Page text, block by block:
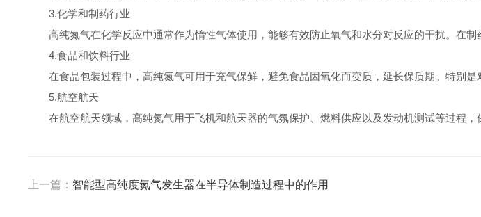
3.化学和制药行业
高纯氮气在化学反应中通常作为惰性气体使用，能够有效防止氧气和水分对反应的干扰。在制
4.食品和饮料行业
在食品包装过程中，高纯氮气可用于充气保鲜，避免食品因氧化而变质，延长保质期。特别是
5.航空航天
在航空航天领域，高纯氮气用于飞机和航天器的气氛保护、燃料供应以及发动机测试等过程，
上一篇： 智能型高纯度氮气发生器在半导体制造过程中的作用